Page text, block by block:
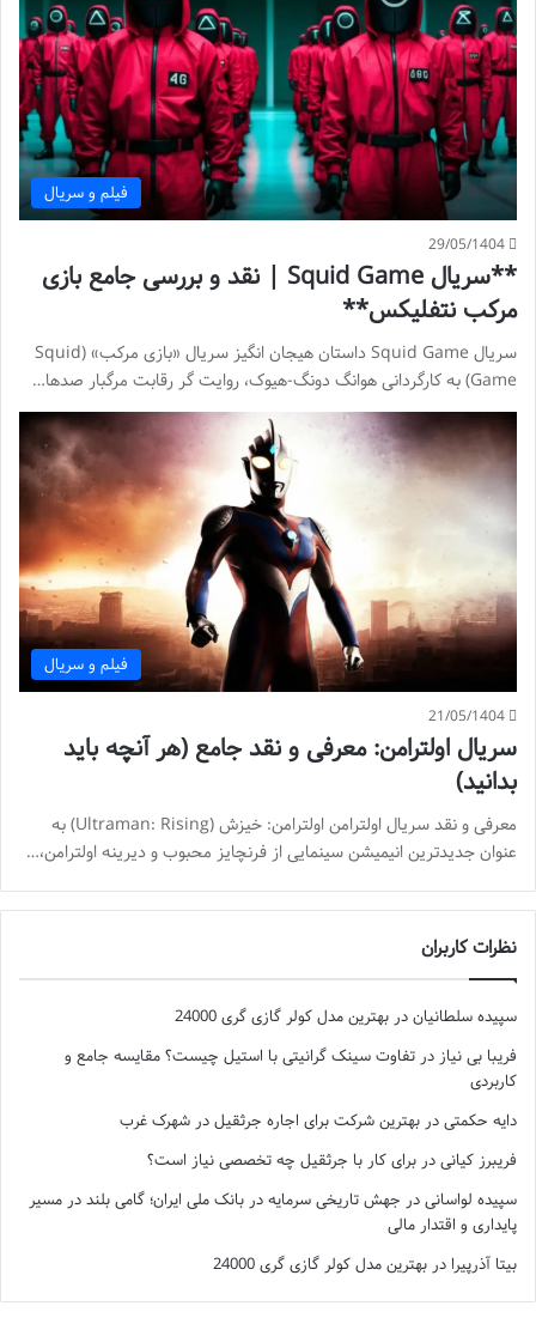
فیلم و سریال
29/05/1404
**سریال Squid Game | نقد و بررسی جامع بازی
مرکب نتفلیکس**
سریال Squid Game داستان هیجان انگیز سریال «بازی مرکب» (Squid
Game) به کارگردانی هوانگ دونگ-هیوک، روایت گر رقابت مرگبار صدها…
فیلم و سریال
21/05/1404
سریال اولترامن: معرفی و نقد جامع (هر آنچه باید
بدانید)
معرفی و نقد سریال اولترامن اولترامن: خیزش (Ultraman: Rising) به
عنوان جدیدترین انیمیشن سینمایی از فرنچایز محبوب و دیرینه اولترامن،…
نظرات کاربران
سپیده سلطانیان در بهترین مدل کولر گازی گری 24000
فریبا بی نیاز در تفاوت سینک گرانیتی با استیل چیست؟ مقایسه جامع و
کاربردی
دایه حکمتی در بهترین شرکت برای اجاره جرثقیل در شهرک غرب
فریبرز کیانی در برای کار با جرثقیل چه تخصصی نیاز است؟
سپیده لواسانی در جهش تاریخی سرمایه در بانک ملی ایران؛ گامی بلند در مسیر
پایداری و اقتدار مالی
بیتا آذرپیرا در بهترین مدل کولر گازی گری 24000